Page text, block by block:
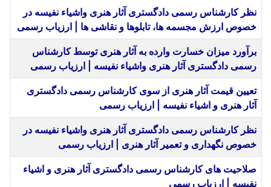
نظر کارشناس رسمی دادگستری آثار هنری واشیاء نفیسه در
خصوص ارزش مجسمه ها، تابلوها و نقاشی ها | ارزیاب رسمی
برآورد میزان خسارت وارده به آثار هنری توسط کارشناس
رسمی دادگستری آثار هنری واشیاء نفیسه | ارزیاب رسمی
تعیین قیمت آثار هنری از سوی کارشناس رسمی دادگستری
آثار هنری و اشیاء نفیسه | ارزیاب رسمی
نظر کارشناس رسمی دادگستری آثار هنری واشیاء نفیسه در
خصوص نگهداری و تعمیر آثار هنری | ارزیاب رسمی
صلاحیت های کارشناس رسمی دادگستری آثار هنری و اشیاء
نفیسه | ارزیاب رسمی